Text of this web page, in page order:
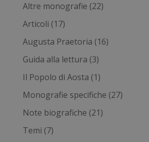
Altre monografie (22)
Articoli (17)
Augusta Praetoria (16)
Guida alla lettura (3)
Il Popolo di Aosta (1)
Monografie specifiche (27)
Note biografiche (21)
Temi (7)